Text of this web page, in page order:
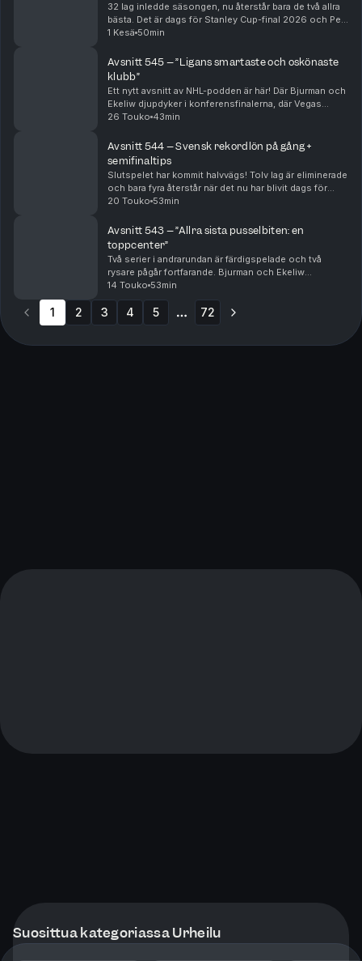
32 lag inledde säsongen, nu återstår bara de två allra
bästa. Det är dags för Stanley Cup-final 2026 och Per
Bjurman och Jonathan Ekeliw djupanalyserar Carolina
1 Kesä 50min
Avsnitt 545 – ”Ligans smartaste och oskönaste
klubb”
Ett nytt avsnitt av NHL-podden är här! Där Bjurman och
Ekeliw djupdyker i konferensfinalerna, där Vegas
sensationellt nog är på väg att göra processen kort
26 Touko 43min
Avsnitt 544 – Svensk rekordlön på gång +
semifinaltips
Slutspelet har kommit halvvägs! Tolv lag är eliminerade
och bara fyra återstår när det nu har blivit dags för
konferensfinaler. Bjurman och Ekeliw analyserar
20 Touko 53min
Avsnitt 543 – ”Allra sista pusselbiten: en
toppcenter”
Två serier i andrarundan är färdigspelade och två
rysare pågår fortfarande. Bjurman och Ekeliw
analyserar varför Colorado och Carolina är så
överlägsna hittills i slutspelet – och vad utslagna
Minneso...
14 Touko 53min
1 2 3 4 5 72
Suosittua kategoriassa Urheilu